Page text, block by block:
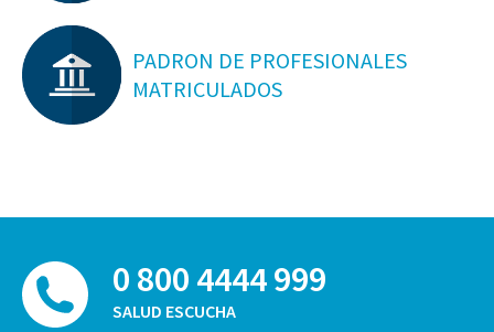
PADRON DE PROFESIONALES
MATRICULADOS
0 800 4444 999
SALUD ESCUCHA